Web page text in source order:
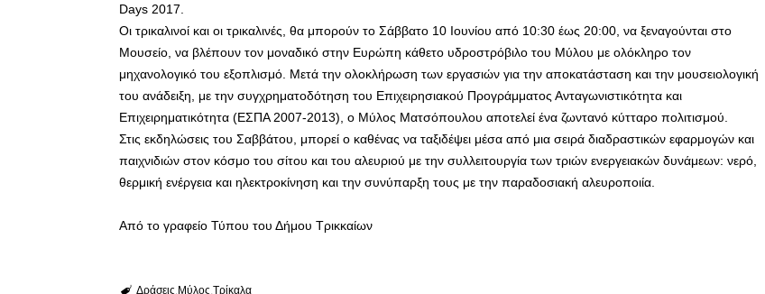
Days 2017.
Οι τρικαλινοί και οι τρικαλινές, θα μπορούν το Σάββατο 10 Ιουνίου από 10:30 έως 20:00, να ξεναγούνται στο
Μουσείο, να βλέπουν τον μοναδικό στην Ευρώπη κάθετο υδροστρόβιλο του Μύλου με ολόκληρο τον
μηχανολογικό του εξοπλισμό. Μετά την ολοκλήρωση των εργασιών για την αποκατάσταση και την μουσειολογική
του ανάδειξη, με την συγχρηματοδότηση του Επιχειρησιακού Προγράμματος Ανταγωνιστικότητα και
Επιχειρηματικότητα (ΕΣΠΑ 2007-2013), ο Μύλος Ματσόπουλου αποτελεί ένα ζωντανό κύτταρο πολιτισμού.
Στις εκδηλώσεις του Σαββάτου, μπορεί ο καθένας να ταξιδέψει μέσα από μια σειρά διαδραστικών εφαρμογών και
παιχνιδιών στον κόσμο του σίτου και του αλευριού με την συλλειτουργία των τριών ενεργειακών δυνάμεων: νερό,
θερμική ενέργεια και ηλεκτροκίνηση και την συνύπαρξη τους με την παραδοσιακή αλευροποιία.
Από το γραφείο Τύπου του Δήμου Τρικκαίων
Δράσεις Μύλος Τρίκαλα